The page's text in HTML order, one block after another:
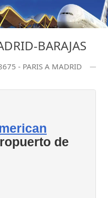
BARAJAS
- PARIS A MADRID
de